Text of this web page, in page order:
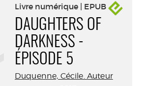
Livre numérique | EPUB
DAUGHTERS OF
DARKNESS -
ÉPISODE 5
Duquenne, Cécile. Auteur